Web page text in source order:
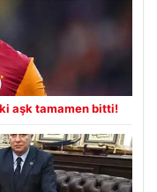
aşk tamamen bitti!